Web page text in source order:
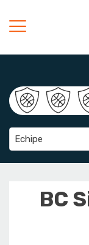
Echipe
BC